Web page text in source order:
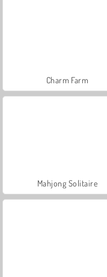
Charm Farm
Mahjong Solitaire